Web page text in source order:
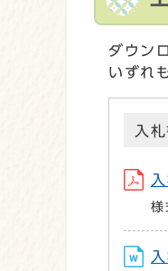
ダウン
いずれ
入
様